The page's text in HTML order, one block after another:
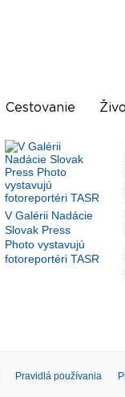
Cestovanie
V Galérii Nadácie
Slovak Press
Photo vystavujú
fotoreportéri TASR
Pravidlá používania